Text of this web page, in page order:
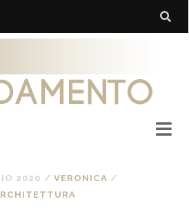
2020 / VERONICA /